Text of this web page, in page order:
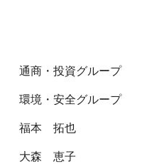
通商・投資グループ
環境・安全グループ
福本 拓也
大森 恵子